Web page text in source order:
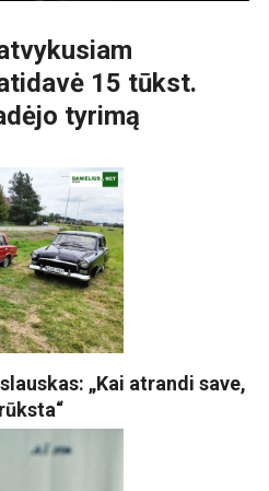
15 tūkst.
tyrimą
„Kai atrandi save,